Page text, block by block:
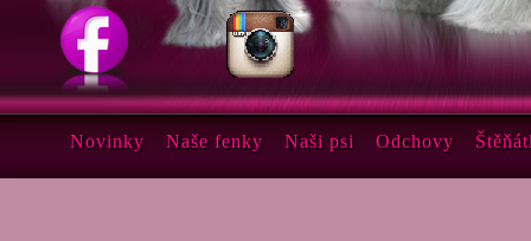
Novinky Naše fenky Naši psi Odchovy